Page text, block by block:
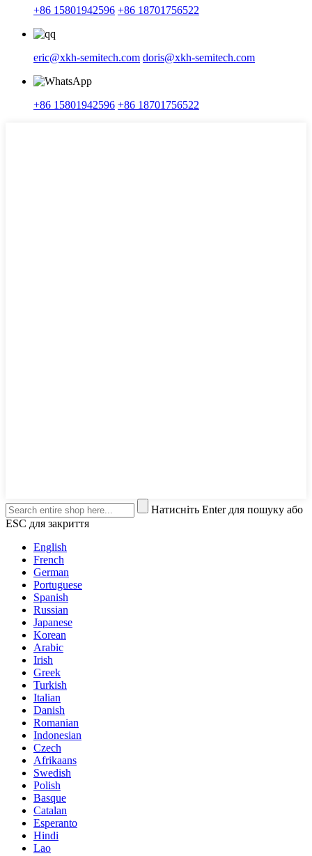
+86 15801942596 +86 18701756522
eric@xkh-semitech.com doris@xkh-semitech.com
+86 15801942596 +86 18701756522
Натисніть Enter для пошуку або
ESC для закриття
English
French
German
Portuguese
Spanish
Russian
Japanese
Korean
Arabic
Irish
Greek
Turkish
Italian
Danish
Romanian
Indonesian
Czech
Afrikaans
Swedish
Polish
Basque
Catalan
Esperanto
Hindi
Lao